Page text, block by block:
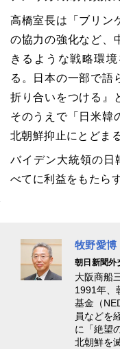
高橋室長は「ブリン
の協力の強化など、
きるような戦略環
る。日本の一部で語
折り合いをつける』
そのうえで「日米韓
北朝鮮抑止にとどま
バイデン大統領の日
べてに利益をもたら
牧野愛博
朝日新聞外
大阪商船
1991年、
基金（
員などを
に「絶望
北朝鮮を